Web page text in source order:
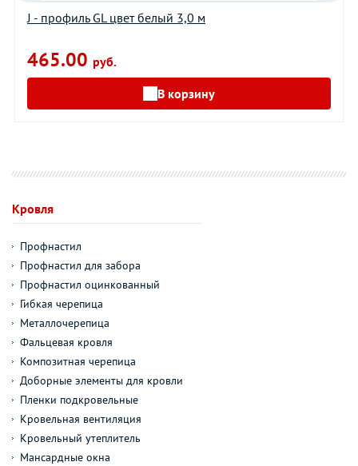
J - профиль GL цвет белый 3,0 м
465.00 руб.
В корзину
Кровля
Профнастил
Профнастил для забора
Профнастил оцинкованный
Гибкая черепица
Металлочерепица
Фальцевая кровля
Композитная черепица
Доборные элементы для кровли
Пленки подкровельные
Кровельная вентиляция
Кровельный утеплитель
Мансардные окна